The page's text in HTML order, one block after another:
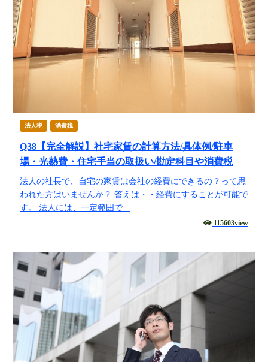
アクセスマップ
代表プロフィール
スタッフプロフィール
採用情報
所得税
法人税
消費税
源泉所得税
法人税 消費税
Q38【完全解説】社宅家賃の計算方法/具体例/駐車
場・光熱費・住宅手当の取扱い/勘定科目や消費税
法人の社長で、自宅の家賃は会社の経費にできるの？って思
われた方はいませんか？ 答えは・・経費にすることが可能で
す。 法人には、一定範囲で...
115603view